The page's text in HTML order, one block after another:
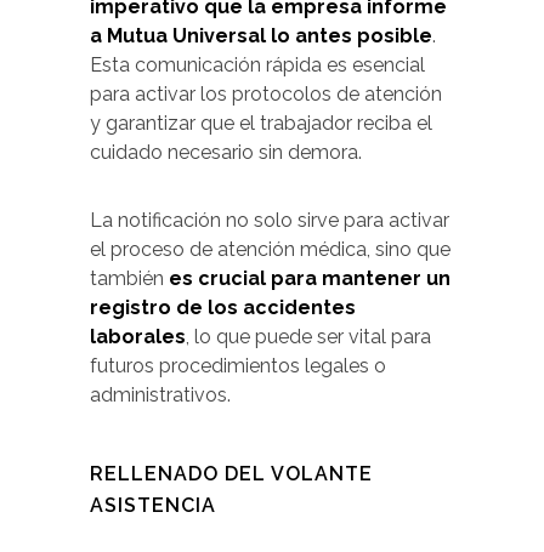
imperativo que la empresa informe
a Mutua Universal lo antes posible.
Esta comunicación rápida es esencial
para activar los protocolos de atención
y garantizar que el trabajador reciba el
cuidado necesario sin demora.
La notificación no solo sirve para activar
el proceso de atención médica, sino que
también es crucial para mantener un
registro de los accidentes
laborales, lo que puede ser vital para
futuros procedimientos legales o
administrativos.
RELLENADO DEL VOLANTE
ASISTENCIA